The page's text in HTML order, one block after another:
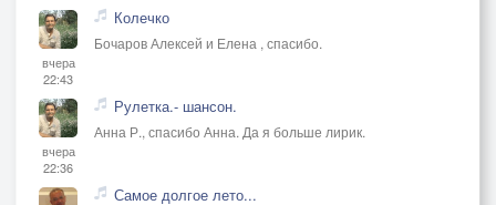
вчера
22:43
Колечко
Бочаров Алексей и Елена , спасибо.
вчера
22:36
Рулетка.- шансон.
Анна Р., спасибо Анна. Да я больше лирик.
Самое долгое лето...